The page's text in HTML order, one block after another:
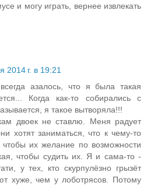
и могу играть, вернее извлекать
2014 г. в 19:21
азалось, что я была такая
Когда как-то собирались с
я такое вытворяла!!!
двоек не ставлю. Меня радует
хотят заниматься, что к чему-то
чтобы их желание по возможности
чтобы судить их. Я и сама-то -
у тех, кто скурпулёзно грызёт
хуже, чем у лоботрясов. Потому